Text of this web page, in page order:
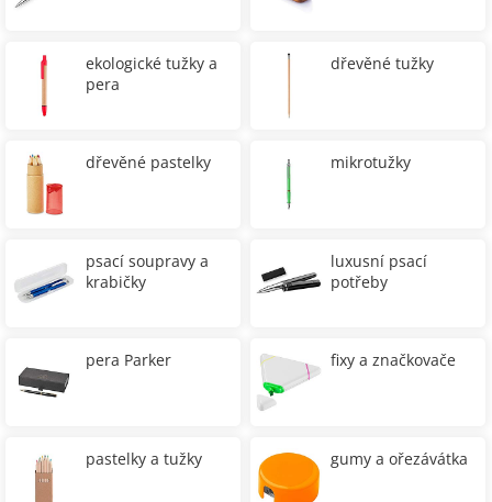
ekologické tužky a
pera
dřevěné tužky
dřevěné pastelky mikrotužky
psací soupravy a
krabičky
luxusní psací
potřeby
pera Parker fixy a značkovače
pastelky a tužky gumy a ořezávátka